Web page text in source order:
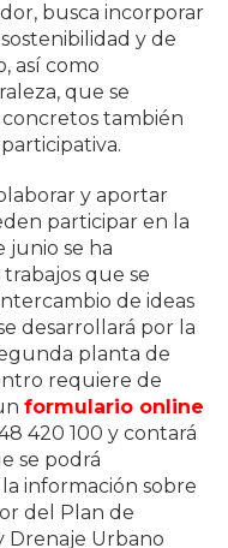
busca incorporar
y de
así como
que se
también
y aportar
participar en la
junio se ha
que se
de ideas
desarrollará por la
planta de
requiere de
formulario online
420 100 y contará
se podrá
información sobre
del Plan de
Drenaje Urbano